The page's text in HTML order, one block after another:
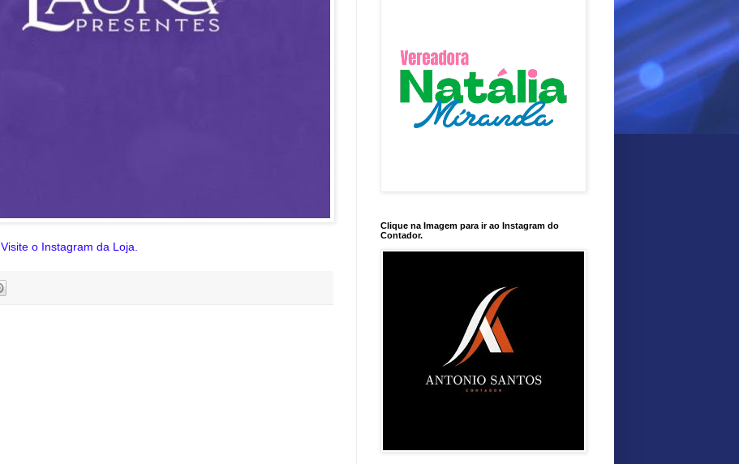
Visite o Instagram da Loja.
Clique na Imagem para ir ao Instagram do
Contador.